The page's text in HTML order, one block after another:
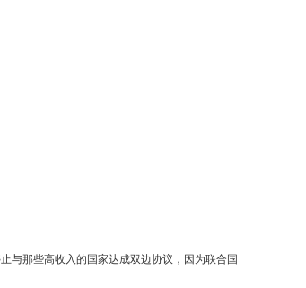
与那些高收入的国家达成双边协议，因为联合国